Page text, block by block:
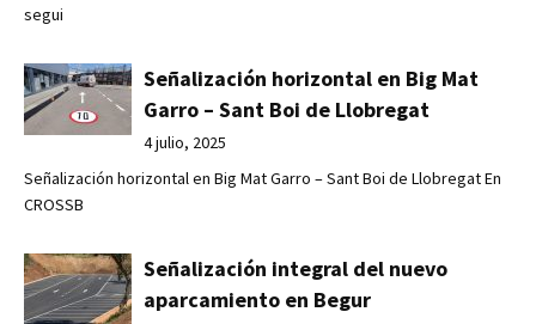
segui
Señalización horizontal en Big Mat
Garro – Sant Boi de Llobregat
4 julio, 2025
Señalización horizontal en Big Mat Garro – Sant Boi de Llobregat En
CROSSB
Señalización integral del nuevo
aparcamiento en Begur